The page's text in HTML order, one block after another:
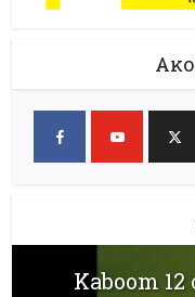
Kaboom